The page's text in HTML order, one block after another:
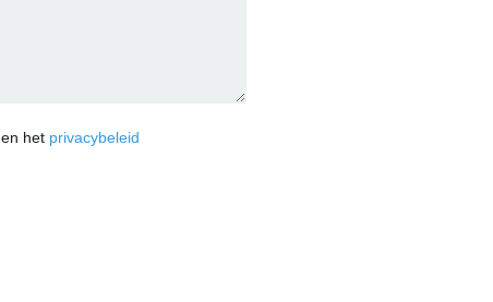
en het privacybeleid